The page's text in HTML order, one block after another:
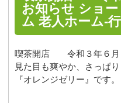
お知らせ ショ
ム 老人ホーム-
喫茶開店 令和３年６月
見た目も爽やか、さっぱ
『オレンジゼリー』です